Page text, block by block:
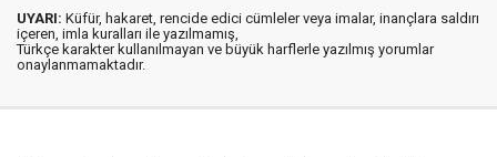
UYARI: Küfür, hakaret, rencide edici cümleler veya imalar, inançlara saldırı
içeren, imla kuralları ile yazılmamış,
Türkçe karakter kullanılmayan ve büyük harflerle yazılmış yorumlar
onaylanmamaktadır.